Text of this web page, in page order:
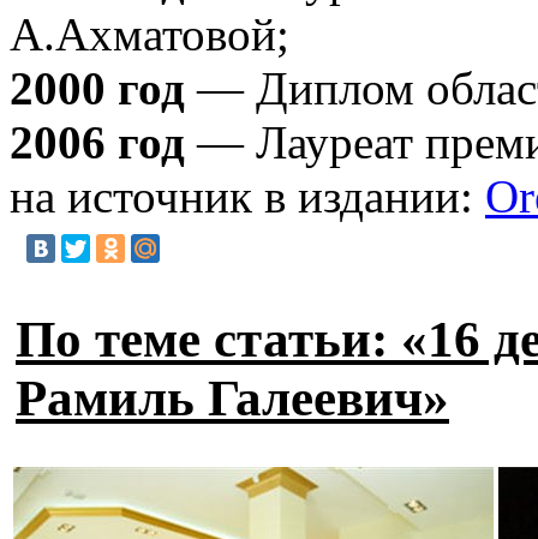
А.Ахматовой;
2000 год — Диплом
2006 год — Лауреат
на источник в издании:
По теме статьи: «16
Рамиль Галеевич»